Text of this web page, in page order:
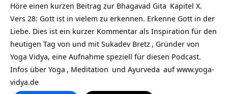
Höre einen kurzen Beitrag zur Bhagavad Gita Kapitel X.
Vers 28: Gott ist in vielem zu erkennen. Erkenne Gott in der
Liebe. Dies ist ein kurzer Kommentar als Inspiration für den
heutigen Tag von und mit Sukadev Bretz , Gründer von
Yoga Vidya, eine Aufnahme speziell für diesen Podcast.
Infos über Yoga , Meditation und Ayurveda aufwww.yoga-
vidya.de